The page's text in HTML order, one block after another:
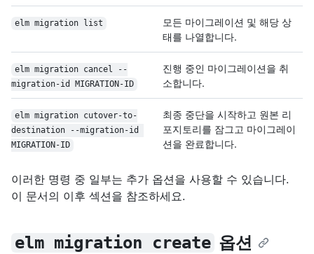
elm migration list
모든 마이그레이션 및 해당 상
태를 나열합니다.
elm migration cancel --
migration-id MIGRATION-ID
진행 중인 마이그레이션을 취
소합니다.
elm migration cutover-to-
destination --migration-id
MIGRATION-ID
최종 중단을 시작하고 원본 리
포지토리를 잠그고 마이그레이
션을 완료합니다.
이러한 명령 중 일부는 추가 옵션을 사용할 수 있습니다.
이 문서의 이후 섹션을 참조하세요.
elm migration create 옵션